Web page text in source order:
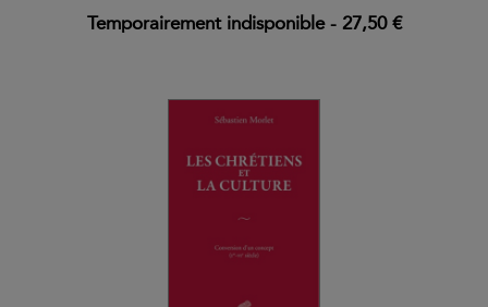
Temporairement indisponible- 27,50 €